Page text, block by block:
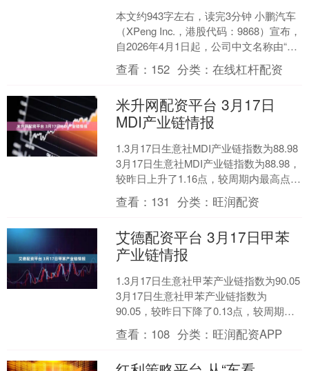
本文约943字左右，读完3分钟 小鹏汽车
（XPeng Inc.，港股代码：9868）宣布，
自2026年4月1日起，公司中文名称由“小
鹏汽车有限公司”正式变更为“....
查看： 152 分类：在线杠杆配资
米升网配资平台 3月17日
MDI产业链情报
1.3月17日生意社MDI产业链指数为88.98
3月17日生意社MDI产业链指数为88.98，
较昨日上升了1.16点，较周期内最高点
163.03点(2021-....
查看： 131 分类： 旺润配资
艾德配资平台 3月17日甲苯
产业链情报
1.3月17日生意社甲苯产业链指数为90.05
3月17日生意社甲苯产业链指数为
90.05，较昨日下降了0.13点，较周期内
最高点119.62点(2012-10....
查看： 108 分类： 旺润配资APP